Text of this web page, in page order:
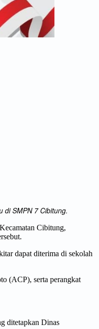
di SMPN 7 Cibitung.
Cibitung,
dapat diterima di sekolah
(ACP), serta perangkat
ditetapkan Dinas